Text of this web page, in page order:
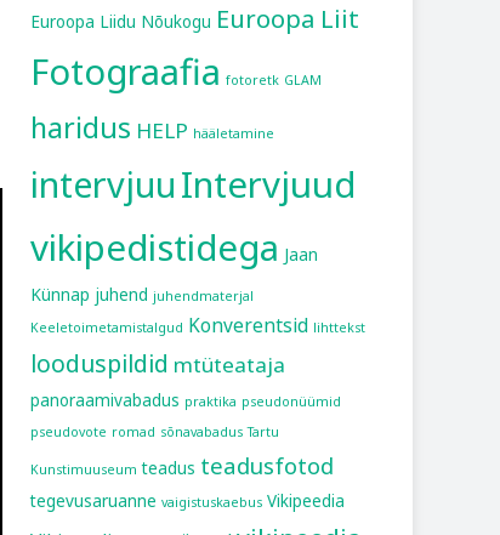
Euroopa Liidu Nõukogu Euroopa Liit
Fotograafia fotoretk GLAM
haridus HELP hääletamine
intervjuuIntervjuud
vikipedistidega Jaan
Künnap juhend juhendmaterjal
Keeletoimetamistalgud Konverentsid lihttekst
looduspildid mtüteataja
panoraamivabadus praktika pseudonüümid
pseudovote romad sõnavabadus Tartu
Kunstimuuseum teadus teadusfotod
tegevusaruanne vaigistuskaebus Vikipeedia